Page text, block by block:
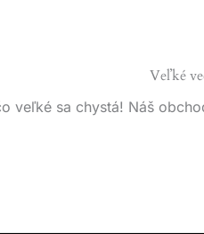
Veľké
veľké sa chystá! Náš